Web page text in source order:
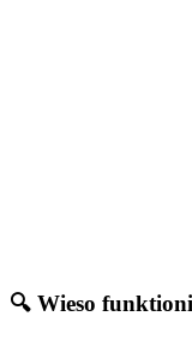
🔍 Wieso